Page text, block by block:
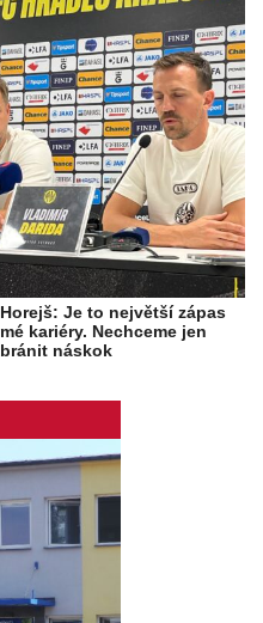
Horejš: Je to největší zápas
mé kariéry. Nechceme jen
bránit náskok